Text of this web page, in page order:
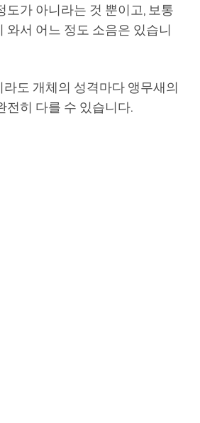
도가 아니라는 것 뿐이고, 보통
와서 어느 정도 소음은 있습니
도 개체의 성격마다 앵무새의
전히 다를 수 있습니다.